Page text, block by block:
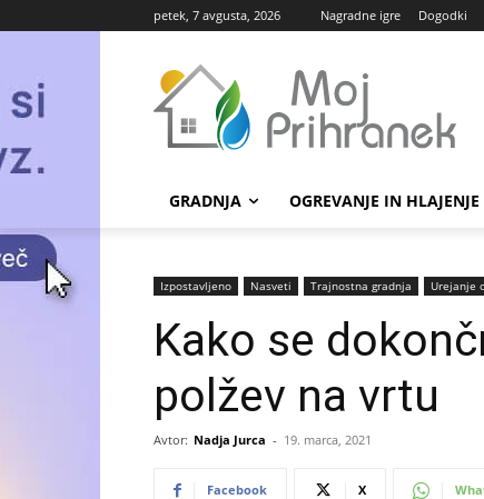
petek, 7 avgusta, 2026 Nagradne igre Dogodki
GRADNJA OGREVANJE IN HLAJENJE
Izpostavljeno Nasveti Trajnostna gradnja Urejanje
Kako se
polžev na vrtu
Avtor: Nadja Jurca - 19. marca, 2021
Facebook X